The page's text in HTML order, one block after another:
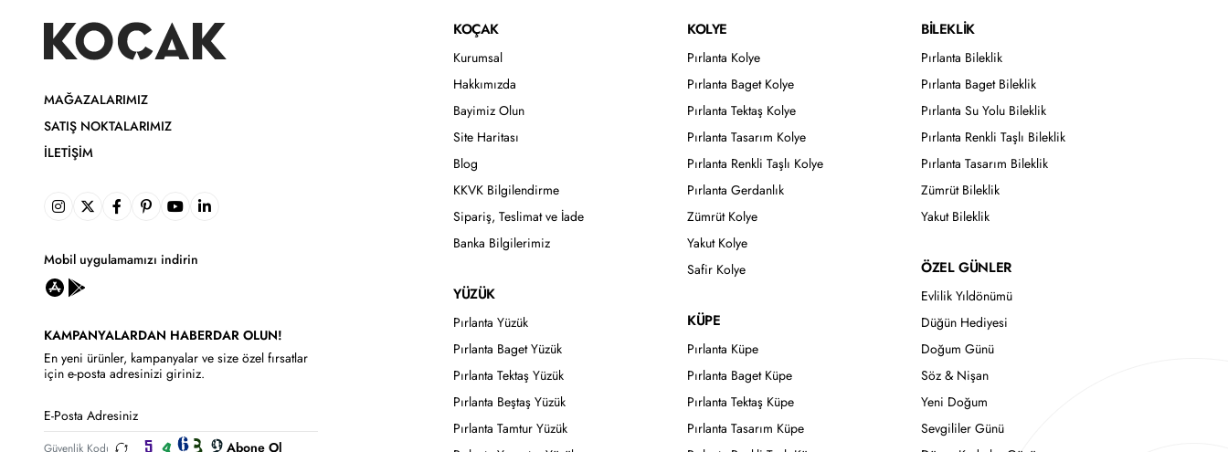
MAĞAZALARIMIZ
SATIŞ NOKTALARIMIZ
İLETIŞIM
Mobil uygulamamızı indirin
KAMPANYALARDAN HABERDAR OLUN!
En yeni ürünler, kampanyalar ve size özel fırsatlar
için e-posta adresinizi giriniz.
Abone Ol
KOÇAK
Kurumsal
Hakkımızda
Bayimiz Olun
Site Haritası
Blog
KKVK Bilgilendirme
Sipariş, Teslimat ve İade
Banka Bilgilerimiz
YÜZÜK
Pırlanta Yüzük
Pırlanta Baget Yüzük
Pırlanta Tektaş Yüzük
Pırlanta Beştaş Yüzük
Pırlanta Tamtur Yüzük
KOLYE
Pırlanta Kolye
Pırlanta Baget Kolye
Pırlanta Tektaş Kolye
Pırlanta Tasarım Kolye
Pırlanta Renkli Taşlı Kolye
Pırlanta Gerdanlık
Zümrüt Kolye
Yakut Kolye
Safir Kolye
KÜPE
Pırlanta Küpe
Pırlanta Baget Küpe
Pırlanta Tektaş Küpe
Pırlanta Tasarım Küpe
BİLEKLİK
Pırlanta Bileklik
Pırlanta Baget Bileklik
Pırlanta Su Yolu Bileklik
Pırlanta Renkli Taşlı Bileklik
Pırlanta Tasarım Bileklik
Zümrüt Bileklik
Yakut Bileklik
ÖZEL GÜNLER
Evlilik Yıldönümü
Düğün Hediyesi
Doğum Günü
Söz & Nişan
Yeni Doğum
Sevgililer Günü